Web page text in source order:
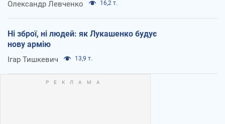
Олександр Левченко 16,2 т.
Ні зброї, ні людей: як Лукашенко будує
нову армію
Ігар Тишкевич 13,9 т.